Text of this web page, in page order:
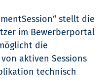
stellt die
im Bewerberportal
die
aktiven Sessions
technisch